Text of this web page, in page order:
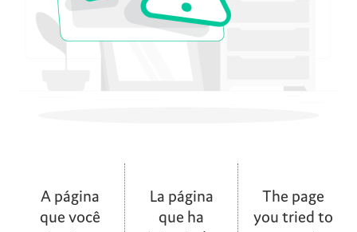
A página
que você
La página
que ha
The page
you tried to